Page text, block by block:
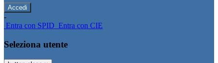
-
Entra con SPID Entra con CIE
Seleziona utente